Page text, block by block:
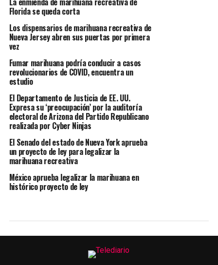
Florida se queda corta
Los dispensarios de marihuana recreativa de
Nueva Jersey abren sus puertas por primera
vez
Fumar marihuana podría conducir a casos
revolucionarios de COVID, encuentra un
estudio
El Departamento de Justicia de EE. UU.
Expresa su ‘preocupación’ por la auditoría
electoral de Arizona del Partido Republicano
realizada por Cyber ​​Ninjas
El Senado del estado de Nueva York aprueba
un proyecto de ley para legalizar la
marihuana recreativa
México aprueba legalizar la marihuana en
histórico proyecto de ley